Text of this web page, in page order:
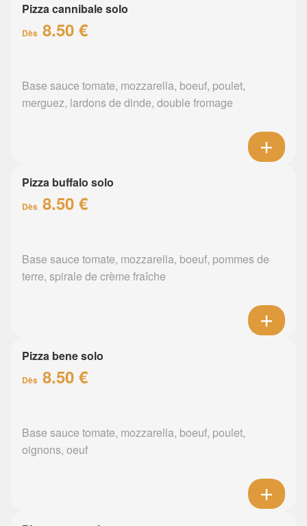
Pizza cannibale solo
Dès 8.50 €
Base sauce tomate, mozzarella, boeuf, poulet,
merguez, lardons de dinde, double fromage
Pizza buffalo solo
Dès 8.50 €
Base sauce tomate, mozzarella, boeuf, pommes de
terre, spirale de crème fraîche
Pizza bene solo
Dès 8.50 €
Base sauce tomate, mozzarella, boeuf, poulet,
oignons, oeuf